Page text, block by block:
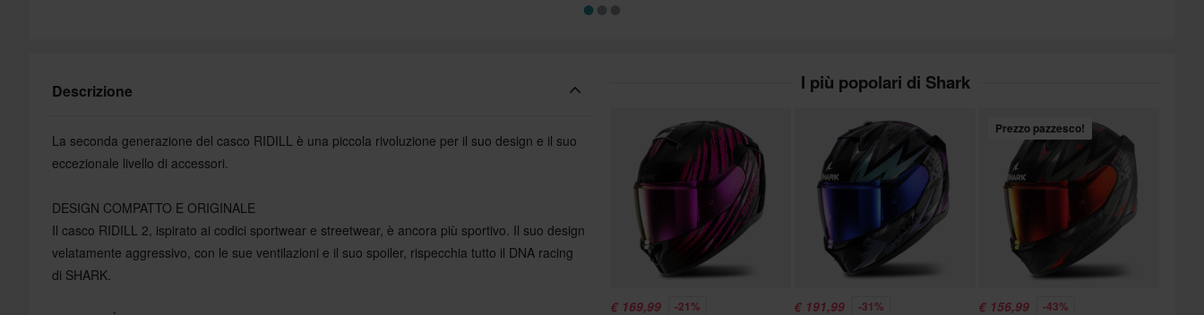
Descrizione
La seconda generazione del casco RIDILL è una piccola rivoluzione per il suo design e il suo
eccezionale livello di accessori.
DESIGN COMPATTO E ORIGINALE
Il casco RIDILL 2, ispirato ai codici sportwear e streetwear, è ancora più sportivo. Il suo design
velatamente aggressivo, con le sue ventilazioni e il suo spoiler, rispecchia tutto il DNA racing
di SHARK.
I più popolari di Shark
€ 169,99 -21% € 191,99 -31%
Prezzo pazzesco!
€ 156,99 -43%